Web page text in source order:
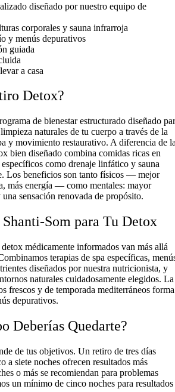
diseñado por nuestro equipo de
corporales y sauna infrarroja
y menús depurativos
guiada
a casa
Detox?
de bienestar estructurado diseñado
naturales de tu cuerpo a través de la
y movimiento restaurativo. A diferencia de
bien diseñado combina comidas ricas en
como drenaje linfático y sauna
Los beneficios son tanto físicos — mejor
más energía — como mentales: mayor
sensación renovada de propósito.
Som para Tu Detox
médicamente informados van más allá
terapias de spa específicas,
diseñados por nuestra nutricionista, y
naturales cuidadosamente elegidos. La
frescos y de temporada mediterráneos forma
depurativos.
Deberías Quedarte?
de tus objetivos. Un retiro de tres días
a siete noches ofrecen resultados más
o más se recomiendan para problemas
un mínimo de cinco noches para resultados